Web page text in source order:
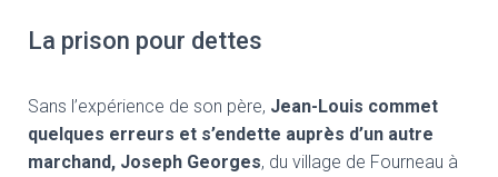
La prison pour dettes
Sans l’expérience de son père, Jean-Louis commet
quelques erreurs et s’endette auprès d’un autre
marchand, Joseph Georges, du village de Fourneau à